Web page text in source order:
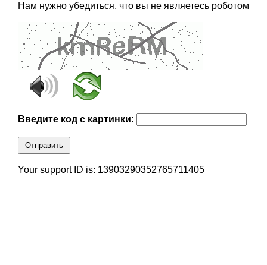
Нам нужно убедиться, что вы не являетесь роботом
Введите код с картинки:
Отправить
Your support ID is: 13903290352765711405